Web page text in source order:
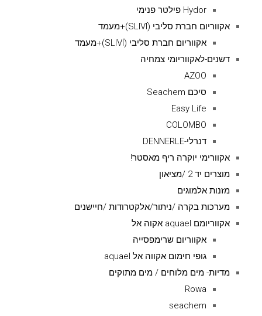
Hydor פילטר פנימי
אקווריום חברת סליבי (SLIVIׂׂ)+מעמד
אקווריום חברת סליבי (SLIVIׂׂ)+מעמד
דשנים-לאקווריומי צמחיה
AZOO
סיכם Seachem
Easy Life
COLOMBO
דנרלי-DENNERLE
אקוורימי יוקרה ריף מאסטר!
מוצרים יד 2 /מציאון
מזנות אלמוגים
מערכות בקרה /ניתור/אלקטרודות /חיישנים
אקווריומם aquael אקוה אל
אקווריום שרימפסייה
גופי חימום אקווה אל aquael
מדיות- מים מלוחים / מים מתוקים
Rowa
seachem